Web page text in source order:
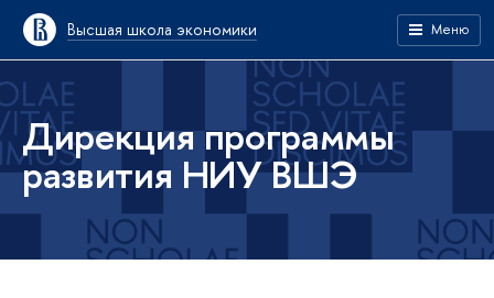
Высшая школа экономики Меню
Дирекция программы
развития НИУ ВШЭ